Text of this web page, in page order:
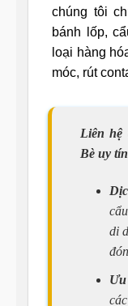
chúng tôi
bánh lốp,
loại hàng
móc, rút
Liên hệ
Bè uy
di
Ưu